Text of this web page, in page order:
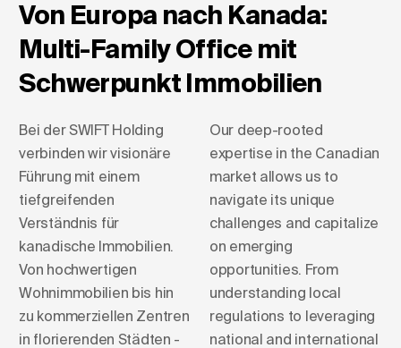
Von Europa nach Kanada:
Multi-Family Office mit
Schwerpunkt Immobilien
Bei der SWIFT Holding
verbinden wir visionäre
Führung mit einem
tiefgreifenden
Verständnis für
kanadische Immobilien.
Von hochwertigen
Wohnimmobilien bis hin
zu kommerziellen Zentren
in florierenden Städten -
Our deep-rooted
expertise in the Canadian
market allows us to
navigate its unique
challenges and capitalize
on emerging
opportunities. From
understanding local
regulations to leveraging
national and international